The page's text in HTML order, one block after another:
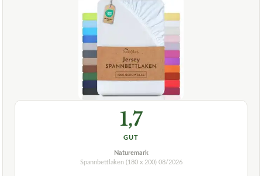
1,7
GUT
Naturemark
Spannbettlaken (180 x 200) 08/2026